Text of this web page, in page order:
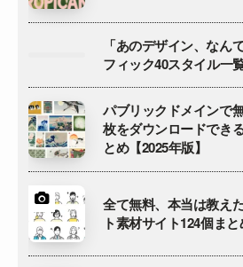
「あのデザイン、なん
フィック40スタイル一
パブリックドメインで
枚をダウンロードでき
とめ【2025年版】
全て無料、本当は教え
ト素材サイト124個まと